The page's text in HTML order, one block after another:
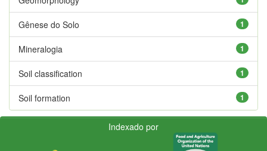
1
Gênese do Solo
1
Mineralogia
1
Soil classification
1
Soil formation
Indexado por